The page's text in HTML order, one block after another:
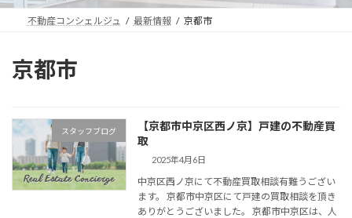
プ
動
不動産コンシェルジュ 最新情報 京都市
京都市
スタッフブログ
【京都市中京区西ノ京】戸建の不動産買
取
2025年4月6日
中京区西ノ京にて不動産買取相談有難うござい
ます。 京都市中京区にて戸建の買取相談を頂き
ありがとうございました。 京都市中京区は、人